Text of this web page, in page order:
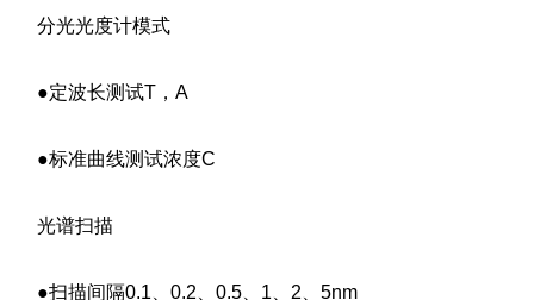
分光光度计模式
●定波长测试T，A
●标准曲线测试浓度C
光谱扫描
●扫描间隔0.1、0.2、0.5、1、2、5nm